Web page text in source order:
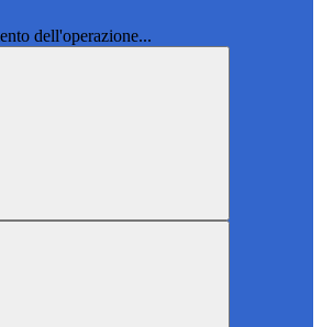
dell'operazione...